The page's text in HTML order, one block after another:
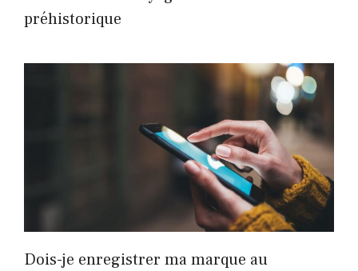
préhistorique
Dois-je enregistrer ma marque au